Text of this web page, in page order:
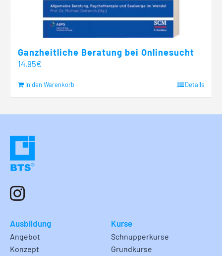
Ganzheitliche Beratung bei Onlinesucht
14,95€
In den Warenkorb Details
Ausbildung
Angebot
Konzept
Kurse
Schnupperkurse
Grundkurse